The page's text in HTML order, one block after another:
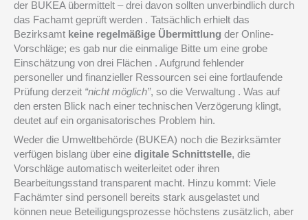
der BUKEA übermittelt – drei davon sollten unverbindlich durch
das Fachamt geprüft werden . Tatsächlich erhielt das
Bezirksamt keine regelmäßige Übermittlung der Online-
Vorschläge; es gab nur die einmalige Bitte um eine grobe
Einschätzung von drei Flächen . Aufgrund fehlender
personeller und finanzieller Ressourcen sei eine fortlaufende
Prüfung derzeit “nicht möglich”, so die Verwaltung . Was auf
den ersten Blick nach einer technischen Verzögerung klingt,
deutet auf ein organisatorisches Problem hin.
Weder die Umweltbehörde (BUKEA) noch die Bezirksämter
verfügen bislang über eine digitale Schnittstelle, die
Vorschläge automatisch weiterleitet oder ihren
Bearbeitungsstand transparent macht. Hinzu kommt: Viele
Fachämter sind personell bereits stark ausgelastet und
können neue Beteiligungsprozesse höchstens zusätzlich, aber